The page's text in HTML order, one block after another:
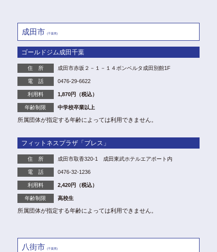
成田市 (千葉県)
ゴールドジム成田千葉
住 所 成田市赤坂２－１－１４ボンベルタ成田別館1F
電 話 0476-29-6622
利用料 1,870円（税込）
年齢制限 中学校卒業以上
所属団体が指定する年齢によっては利用できません。
フィットネスプラザ「ブレス」
住 所 成田市取香320-1 成田東武ホテルエアポート内
電 話 0476-32-1236
利用料 2,420円（税込）
年齢制限 高校生
所属団体が指定する年齢によっては利用できません。
八街市 (千葉県)